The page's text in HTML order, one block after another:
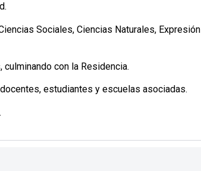
Sociales, Ciencias Naturales, Expresión
con la Residencia.
estudiantes y escuelas asociadas.